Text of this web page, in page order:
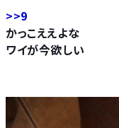
>>9
かっこええよな
ワイが今欲しい